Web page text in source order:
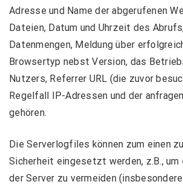
Adresse und Name der abgerufenen
Dateien, Datum und Uhrzeit des
Datenmengen, Meldung über
Browsertyp nebst Version, das
Nutzers, Referrer URL (die zuvor
Regelfall IP-Adressen und der
gehören.
Die Serverlogfiles können zum einen
Sicherheit eingesetzt werden, z.B., um
der Server zu vermeiden